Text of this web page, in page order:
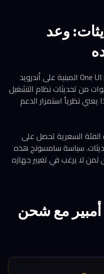
وعد
يعمل Galaxy M47 5G بواجهة One UI 8.5 المبنية على أندرويد
وعد سامسونج بتقديم 6 سنوات من تحديثات نظام التشغيل
يعني نظرياً استمرار الدعم
السعرية تحصل على
سياسة سامسونج هذه
لا يرغب في تغيير جهازه
ملي أمبير مع شحن